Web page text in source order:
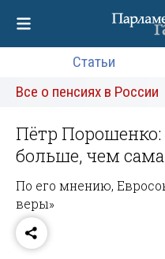
Статьи
Все о пенсиях в России
Пётр Порошенко:
больше, чем
По его мнению,
веры»